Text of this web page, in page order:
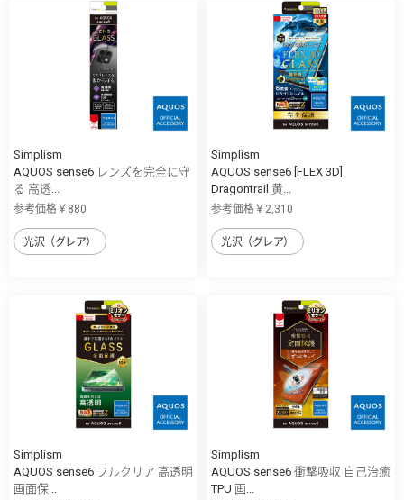
Simplism
AQUOS sense6 レンズを完全に守
る 高透...
参考価格￥880
光沢（グレア）
Simplism
AQUOS sense6 [FLEX 3D]
Dragontrail 黄...
参考価格￥2,310
光沢（グレア）
Simplism
AQUOS sense6 フルクリア 高透明
画面保...
Simplism
AQUOS sense6 衝撃吸収 自己治癒
TPU 画...